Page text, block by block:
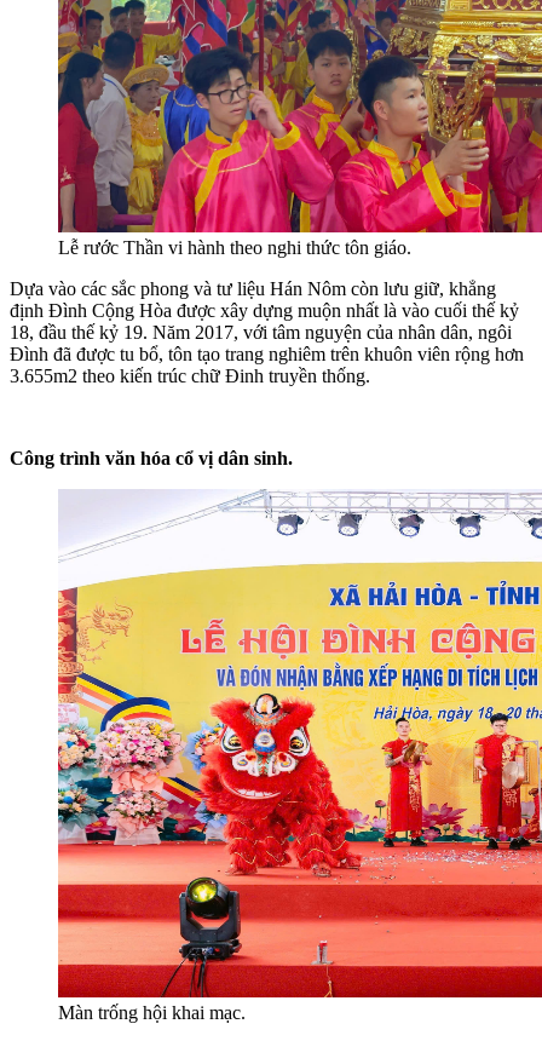
Lễ rước Thần vi hành theo nghi thức tôn giáo.
Dựa vào các sắc phong và tư liệu Hán Nôm còn lưu giữ, khẳng
định Đình Cộng Hòa được xây dựng muộn nhất là vào cuối thế kỷ
18, đầu thế kỷ 19. Năm 2017, với tâm nguyện của nhân dân, ngôi
Đình đã được tu bổ, tôn tạo trang nghiêm trên khuôn viên rộng hơn
3.655m2 theo kiến trúc chữ Đinh truyền thống.
Công trình văn hóa cổ vị dân sinh.
Màn trống hội khai mạc.